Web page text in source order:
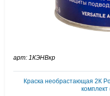
арт: 1КЭНВкр
Краска необрастающая 2К
комплект